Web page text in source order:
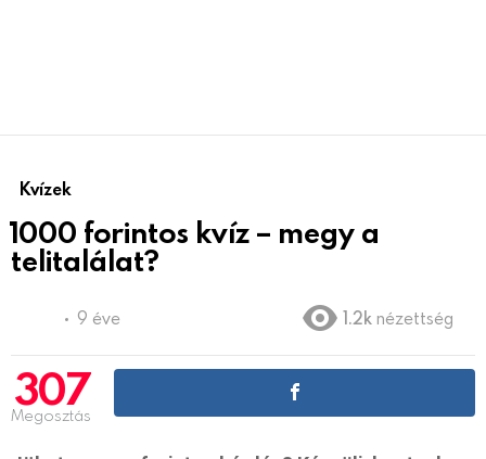
Kvízek
1000 forintos kvíz – megy a
telitalálat?
9 éve 1.2k nézettség
307
Megosztás